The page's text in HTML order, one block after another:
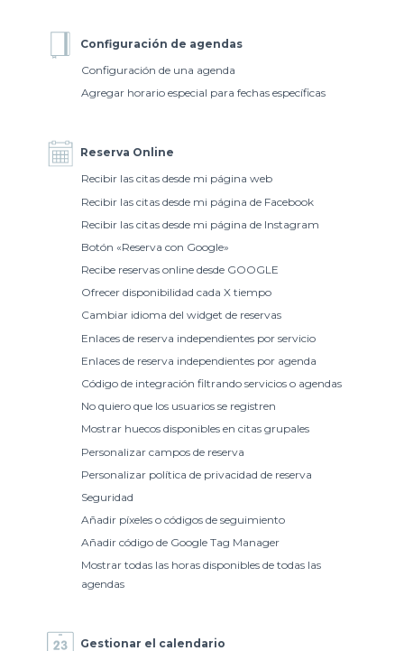
Configuración de agendas
Configuración de una agenda
Agregar horario especial para fechas específicas
Reserva Online
Recibir las citas desde mi página web
Recibir las citas desde mi página de Facebook
Recibir las citas desde mi página de Instagram
Botón «Reserva con Google»
Recibe reservas online desde GOOGLE
Ofrecer disponibilidad cada X tiempo
Cambiar idioma del widget de reservas
Enlaces de reserva independientes por servicio
Enlaces de reserva independientes por agenda
Código de integración filtrando servicios o agendas
No quiero que los usuarios se registren
Mostrar huecos disponibles en citas grupales
Personalizar campos de reserva
Personalizar política de privacidad de reserva
Seguridad
Añadir píxeles o códigos de seguimiento
Añadir código de Google Tag Manager
Mostrar todas las horas disponibles de todas las
agendas
Gestionar el calendario